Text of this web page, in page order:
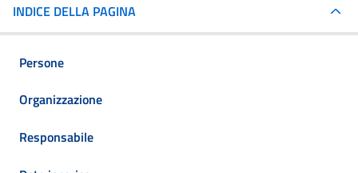
INDICE DELLA PAGINA
Persone
Organizzazione
Responsabile